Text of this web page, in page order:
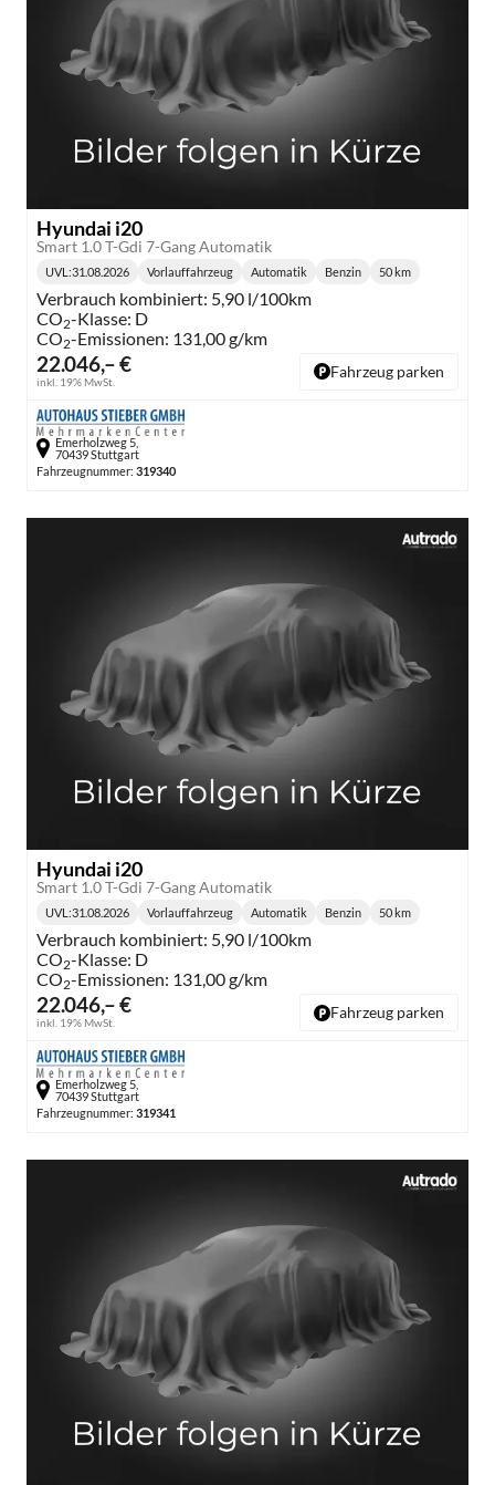
Hyundai i20
Smart 1.0 T-Gdi 7-Gang Automatik
22.046,– €
inkl. 19% MwSt.
Lieferzeit:
UVL :31.08.2026 Vorlauffahrzeug
Getriebe:
Automatik
Kraftstoff:
Benzin
Kilometerstand:
50 km
Verbrauch kombiniert: 5,90 l/100km
CO2-Klasse: D
CO2-Emissionen: 131,00 g/km
Fahrzeug parken
Emerholzweg 5,
70439 Stuttgart
Fahrzeugnummer: 319340
Hyundai i20
Smart 1.0 T-Gdi 7-Gang Automatik
22.046,– €
inkl. 19% MwSt.
UVL :31.08.2026 Vorlauffahrzeug Automatik Benzin 50 km
Verbrauch kombiniert: 5,90 l/100km
CO2-Klasse: D
CO2-Emissionen: 131,00 g/km
Fahrzeug parken
Emerholzweg 5,
70439 Stuttgart
Fahrzeugnummer: 319341